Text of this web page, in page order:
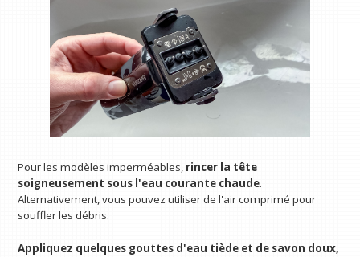
Pour les modèles imperméables, rincer la tête
soigneusement sous l'eau courante chaude.
Alternativement, vous pouvez utiliser de l'air comprimé pour
souffler les débris.
Appliquez quelques gouttes d'eau tiède et de savon doux,